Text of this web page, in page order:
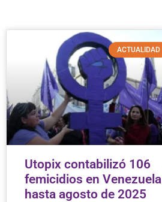
ACTUALIDAD
Utopix contabilizó 106
femicidios en Venezuela
hasta agosto de 2025